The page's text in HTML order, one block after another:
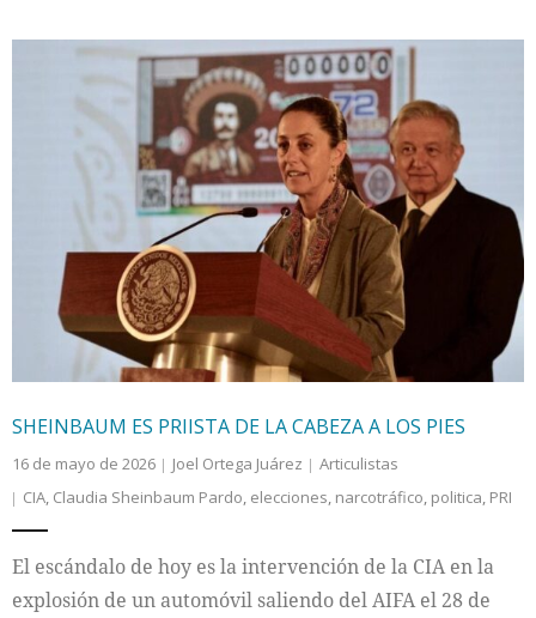
SHEINBAUM ES PRIISTA DE LA CABEZA A LOS PIES
16 de mayo de 2026 Joel Ortega Juárez
Articulistas
CIA Claudia Sheinbaum Pardo elecciones narcotráfico politica PRI
El escándalo de hoy es la intervención de la CIA en la
explosión de un automóvil saliendo del AIFA el 28 de